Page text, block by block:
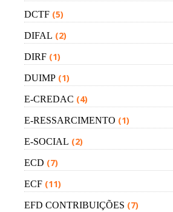
DCTF (5)
DIFAL (2)
DIRF (1)
DUIMP (1)
E-CREDAC (4)
E-RESSARCIMENTO (1)
E-SOCIAL (2)
ECD (7)
ECF (11)
EFD CONTRIBUIÇÕES (7)